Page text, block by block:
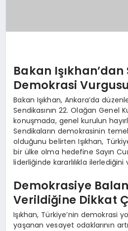
Bakan
Demokrasi Vurgusu
Bakan Işıkhan, Ankara’da
Sendikasının 22. Olağan Genel
konuşmada, genel kurulun
Sendikaların demokrasinin
olduğunu belirten Işıkhan,
bir ülke olma hedefine Sayın
liderliğinde kararlılıkla ilerlediğini
Demokrasiye
Verildiğine Dikkat
Işıkhan, Türkiye’nin demokrasi
yaşanan vesayet odaklarının